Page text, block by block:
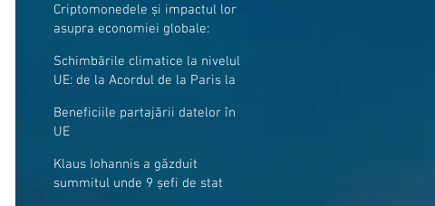
Criptomonedele și impactul lor
asupra economiei globale:
Schimbările climatice la nivelul
UE: de la Acordul de la Paris la
Beneficiile partajării datelor în
UE
Klaus Iohannis a găzduit
summitul unde 9 șefi de stat